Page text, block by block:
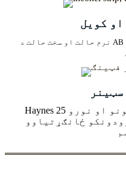
نرم حالت او سخت حالت د AB روښانه سطح سره، عرض تر 1000mm
Haynes 25 مواد د بولټ، سکرو، فلجونو او نورو
ځانګړتیاوو